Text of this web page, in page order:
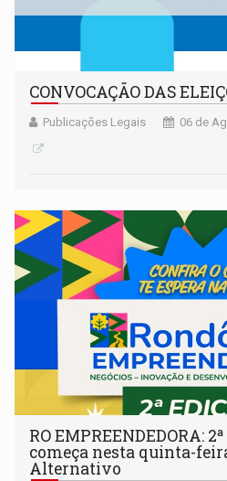
CONVOCAÇÃO DAS
Publicações Legais 06 de
RO EMPREENDEDORA:
começa nesta quinta-
Alternativo